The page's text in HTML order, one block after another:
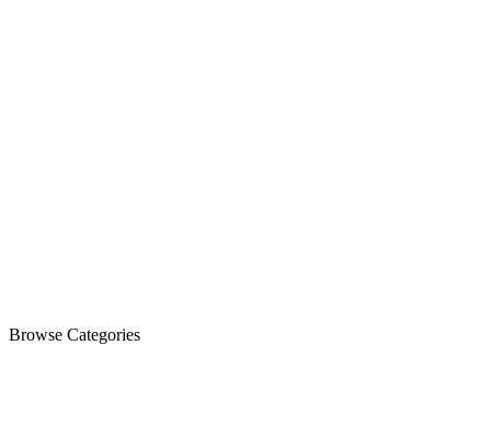
Browse Categories